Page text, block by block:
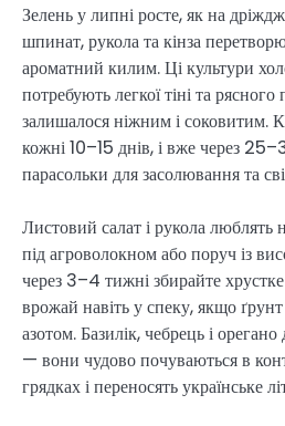
Зелень у липні росте, як на
шпинат, рукола та кінза
ароматний килим. Ці культури
потребують легкої тіні та
залишалося ніжним і соковитим.
кожні 10–15 днів, і вже через
парасольки для засолювання та
Листовий салат і рукола люблять
під агроволокном або поруч із
через 3–4 тижні збирайте
врожай навіть у спеку, якщо
азотом. Базилік, чебрець і
— вони чудово почуваються в
грядках і переносять українське